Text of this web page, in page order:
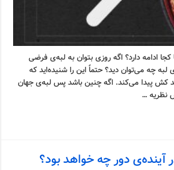
ادامه دارد؟ اگه روزی بتوان به لبه‌ی فرضی
چه می‌توان دید؟ حتماً این را شنیده‌اید که
کش پیدا می‌کند. اگه چنین باشد پس لبه‌ی جهان
نظریه …
دور چه خواهد بود؟